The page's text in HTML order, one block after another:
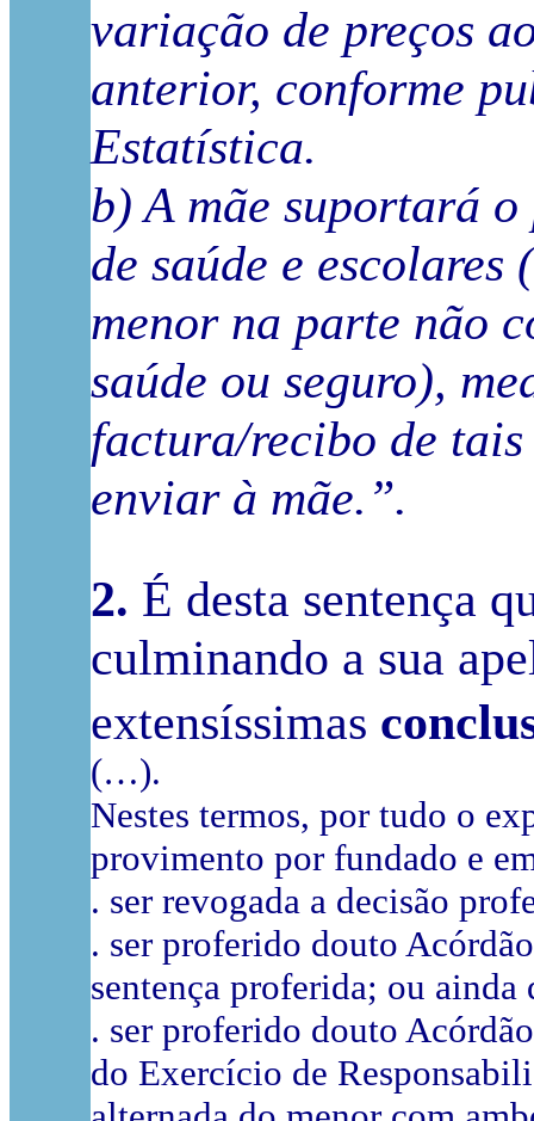
variação de preços
anterior, conforme
Estatística.
b) A mãe suportará o
de saúde e
menor na parte não
saúde ou seguro),
factura/recibo de tais
enviar à mãe.”.
2. É desta sentença
culminando a sua
extensíssimas
(…).
Nestes termos, por tudo o
provimento por fundado e
. ser revogada a decisão
. ser proferido douto
sentença proferida; ou ainda
. ser proferido douto
do Exercício de